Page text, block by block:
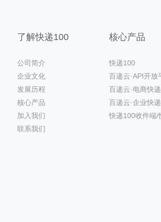
了解快递100
公司简介
企业文化
发展历程
核心产品
加入我们
联系我们
核心产品
快递100
百递云·API开放
百递云·电商快
百递云·企业快
快递100收件端/